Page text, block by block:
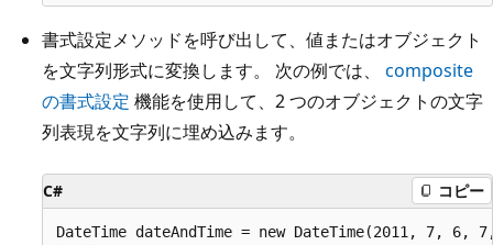
書式設定メソッドを呼び出して、値またはオブジェクト
を文字列形式に変換します。 次の例では、 composite
の書式設定 機能を使用して、2 つのオブジェクトの文字
列表現を文字列に埋め込みます。
C# コピー
DateTime dateAndTime = new DateTime(2011, 7, 6,